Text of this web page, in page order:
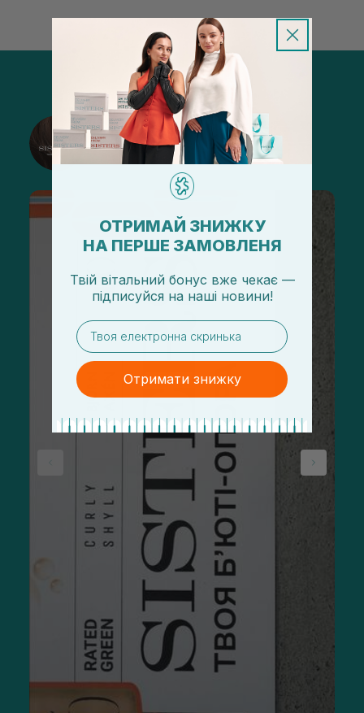
@sisters_stelmakh в Instagram
Подписаться
ОТРИМАЙ ЗНИЖКУ
НА ПЕРШЕ ЗАМОВЛЕНЯ
Твій вітальний бонус вже чекає —
підписуйся на наші новини!
email
Отримати знижку